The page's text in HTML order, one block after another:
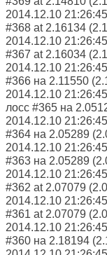
2014.12.10
#368 at 2.16134
2014.12.10
#367 at 2.16034
2014.12.10
#366 на 2.11550
2014.12.10
лосс #365 на
2014.12.10
#364 на 2.05289
2014.12.10
#363 на 2.05289
2014.12.10
#362 at 2.07079
2014.12.10
#361 at 2.07079
2014.12.10
#360 на 2.18194